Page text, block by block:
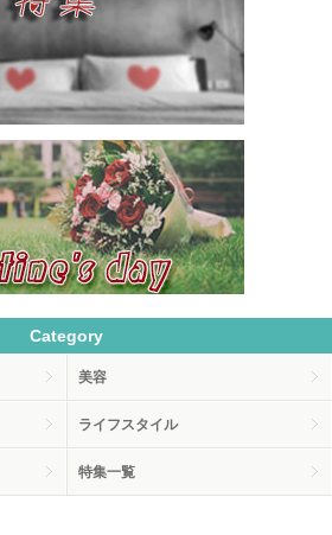
Category
美容
ライフスタイル
特集一覧